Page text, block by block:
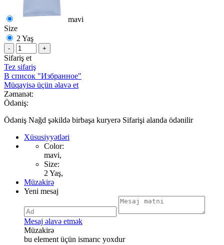
mavi
Size
2 Yaş
- +
Sifariş et
Tez sifariş
В список "Избранное"
Müqayisə üçün əlavə et
Zəmanət:
Ödəniş:
Ödəniş Nağd şəkildə birbaşa kuryerə Sifarişi alanda ödənilir
Xüsusiyyətləri
Color:
mavi,
Size:
2 Yaş,
Müzakirə
Yeni mesaj
Mesaj əlavə etmək
Müzakirə
bu element üçün ismarıc yoxdur